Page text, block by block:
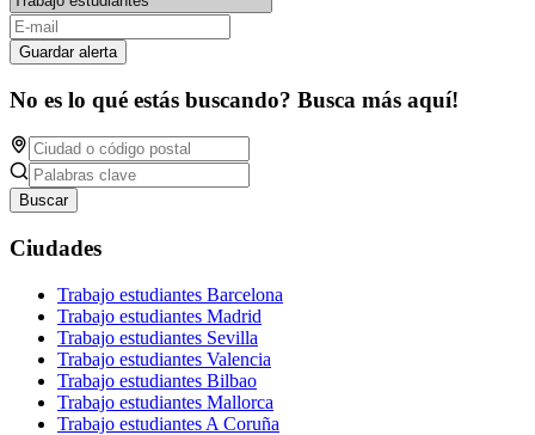
Guardar alerta
No es lo qué estás buscando? Busca más aquí!
Buscar
Ciudades
Trabajo estudiantes Barcelona
Trabajo estudiantes Madrid
Trabajo estudiantes Sevilla
Trabajo estudiantes Valencia
Trabajo estudiantes Bilbao
Trabajo estudiantes Mallorca
Trabajo estudiantes A Coruña